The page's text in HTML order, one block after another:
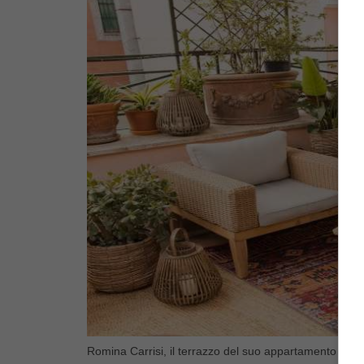
Romina Carrisi, il terrazzo del suo appartamento